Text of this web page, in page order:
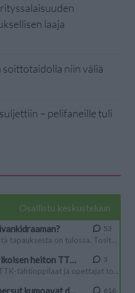
laaja
soittotaidolla niin väliä
– pelifaneille tuli